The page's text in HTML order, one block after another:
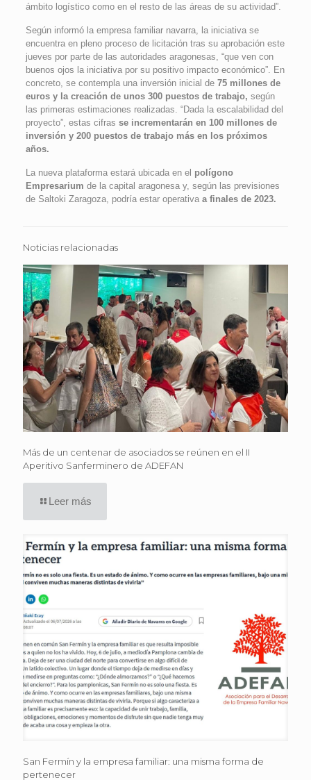
ámbito logístico como en el resto de las áreas de su actividad”.
Según informó la empresa familiar navarra, la iniciativa se
encuentra en pleno proceso de licitación tras su aprobación este
jueves por parte de las autoridades aragonesas, “que ven con
buenos ojos la iniciativa por su positivo impacto económico”. En
concreto, se contempla una inversión inicial de 75 millones de
euros y la creación de unos 300 puestos de trabajo, según
las primeras estimaciones realizadas. “Dada la escalabilidad del
proyecto”, estas cifras se incrementarán en 100 millones de
inversión y 200 puestos de trabajo más en los próximos
años.
La nueva plataforma estará ubicada en el polígono
Empresarium de la capital aragonesa y, según las previsiones
de Saltoki Zaragoza, podría estar operativa a finales de 2023.
Noticias relacionadas
Más de un centenar de asociados se reúnen en el II
Aperitivo Sanferminero de ADEFAN
Leer más
San Fermín y la empresa familiar: una misma forma de
pertenecer